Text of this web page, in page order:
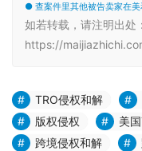
● 查案件里其他被告卖家在
如若转载，请注明出处：
https://
TRO侵权和解
版权侵权
美
跨境侵权和解